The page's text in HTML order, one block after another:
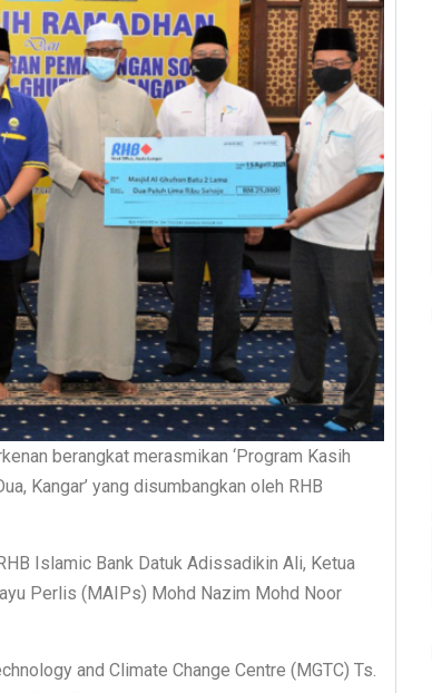
berangkat merasmikan ‘Program Kasih
Kangar’ yang disumbangkan oleh RHB
Islamic Bank Datuk Adissadikin Ali, Ketua
Perlis (MAIPs) Mohd Nazim Mohd Noor
and Climate Change Centre (MGTC) Ts.